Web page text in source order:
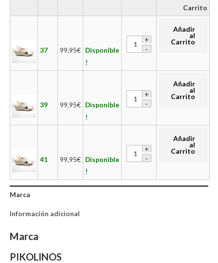
Carrito
37 99,95€ Disponible
!
Añadir
al
Carrito
39 99,95€ Disponible
!
Añadir
al
Carrito
41 99,95€ Disponible
!
Añadir
al
Carrito
Marca
Información adicional
Marca
PIKOLINOS